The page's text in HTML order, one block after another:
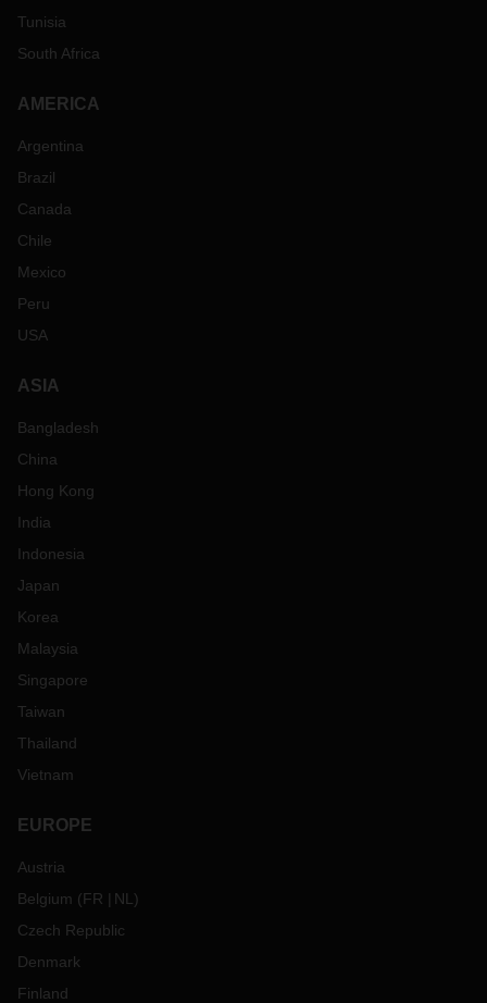
Tunisia
South Africa
AMERICA
Argentina
Brazil
Canada
Chile
Mexico
Peru
USA
ASIA
Bangladesh
China
Hong Kong
India
Indonesia
Japan
Korea
Malaysia
Singapore
Taiwan
Thailand
Vietnam
EUROPE
Austria
Belgium (FR NL )
Czech Republic
Denmark
Finland